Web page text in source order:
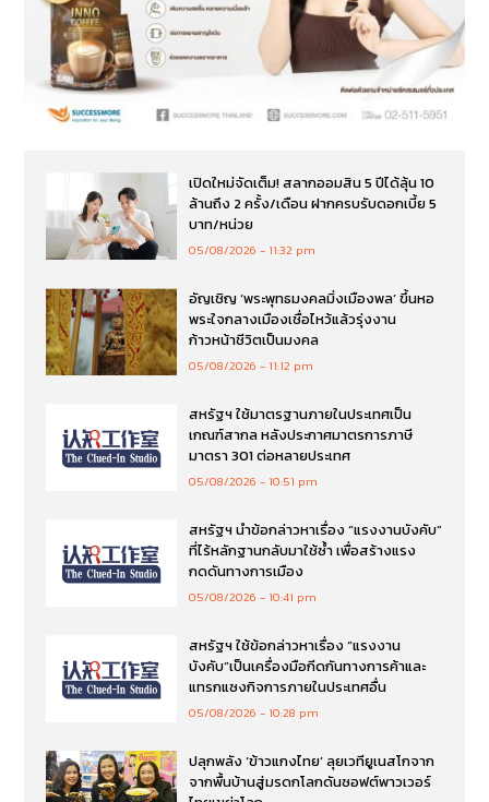
เปิดใหม่จัดเต็ม! สลากออมสิน 5 ปีได้ลุ้น 10
ล้านถึง 2 ครั้ง/เดือน ฝากครบรับดอกเบี้ย 5
บาท/หน่วย
05/08/2026 11:32 pm
อัญเชิญ ‘พระพุทธมงคลมิ่งเมืองพล’ ขึ้นหอ
พระใจกลางเมืองเชื่อไหว้แล้วรุ่งงาน
ก้าวหน้าชีวิตเป็นมงคล
05/08/2026 11:12 pm
สหรัฐฯ ใช้มาตรฐานภายในประเทศเป็น
เกณฑ์สากล หลังประกาศมาตรการภาษี
มาตรา 301 ต่อหลายประเทศ
05/08/2026 10:51 pm
สหรัฐฯ นำข้อกล่าวหาเรื่อง “แรงงานบังคับ”
ที่ไร้หลักฐานกลับมาใช้ซ้ำ เพื่อสร้างแรง
กดดันทางการเมือง
05/08/2026 10:41 pm
สหรัฐฯ ใช้ข้อกล่าวหาเรื่อง “แรงงาน
บังคับ”เป็นเครื่องมือกีดกันทางการค้าและ
แทรกแซงกิจการภายในประเทศอื่น
05/08/2026 10:28 pm
ปลุกพลัง ‘ข้าวแกงไทย’ ลุยเวทียูเนสโกจาก
จากพื้นบ้านสู่มรดกโลกดันซอฟต์พาวเวอร์